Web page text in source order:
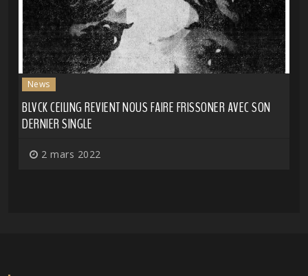
News
BLVCK CEILING REVIENT NOUS FAIRE FRISSONER AVEC SON
DERNIER SINGLE
2 mars 2022